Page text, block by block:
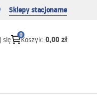
Sklepy stacjonarne
się
0
Koszyk: 0,00 zł